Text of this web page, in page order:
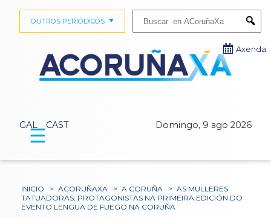
GAL CAST Domingo, 9 ago 2026
OUTROS PERIÓDICOS
Axenda
☰
INICIO > ACORUÑAXA > A CORUÑA > AS MULLERES
TATUADORAS, PROTAGONISTAS NA PRIMEIRA EDICIÓN DO
EVENTO LENGUA DE FUEGO NA CORUÑA